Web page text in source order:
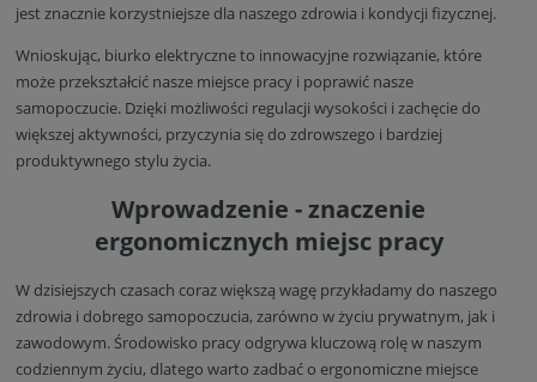
jest znacznie korzystniejsze dla naszego zdrowia i kondycji fizycznej.
Wnioskując, biurko elektryczne to innowacyjne rozwiązanie, które
może przekształcić nasze miejsce pracy i poprawić nasze
samopoczucie. Dzięki możliwości regulacji wysokości i zachęcie do
większej aktywności, przyczynia się do zdrowszego i bardziej
produktywnego stylu życia.
Wprowadzenie - znaczenie
ergonomicznych miejsc pracy
W dzisiejszych czasach coraz większą wagę przykładamy do naszego
zdrowia i dobrego samopoczucia, zarówno w życiu prywatnym, jak i
zawodowym. Środowisko pracy odgrywa kluczową rolę w naszym
codziennym życiu, dlatego warto zadbać o ergonomiczne miejsce